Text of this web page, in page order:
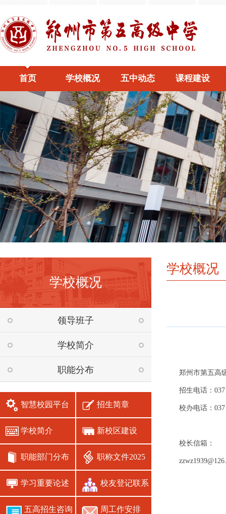
首页 学校概况 五中动态 课程建设
学校概况
领导班子
学校简介
职能分布
智慧校园平台 招生简章
学校简介 新校区建设
职能部门分布 职称文件2025
学习重要论述 校友登记联系
五高招生咨询 周工作安排
学校概况
郑州市第五高
招生电话：
校办电话：
校长信箱：